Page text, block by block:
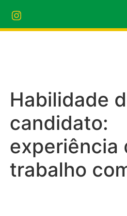
Habilidade
candidato:
experiência
trabalho